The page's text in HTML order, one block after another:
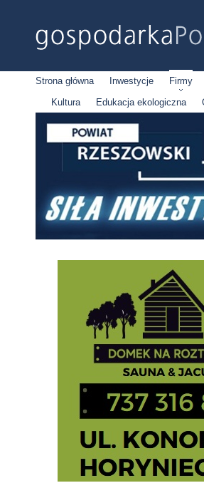
Strona główna Inwestycje Firmy
Kultura
Edukacja ekologiczna